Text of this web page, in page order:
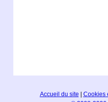
Accueil du site Cookies